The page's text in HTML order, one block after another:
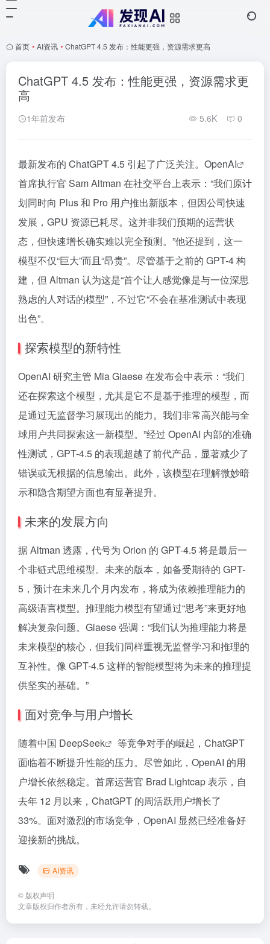
首页 • AI资讯 • ChatGPT 4.5 发布：性能更强，资源需求更高
ChatGPT 4.5 发布：性能更强，资源需求更
高
1年前发布 5.6K 0
最新发布的 ChatGPT 4.5 引起了广泛关注。OpenAI
首席执行官 Sam Altman 在社交平台上表示：“我们原计
划同时向 Plus 和 Pro 用户推出新版本，但因公司快速
发展，GPU 资源已耗尽。这并非我们预期的运营状
态，但快速增长确实难以完全预测。”他还提到，这一
模型不仅“巨大”而且“昂贵”。尽管基于之前的 GPT-4 构
建，但 Altman 认为这是“首个让人感觉像是与一位深思
熟虑的人对话的模型”，不过它“不会在基准测试中表现
出色”。
探索模型的新特性
OpenAI 研究主管 Mia Glaese 在发布会中表示：“我们
还在探索这个模型，尤其是它不是基于推理的模型，而
是通过无监督学习展现出的能力。我们非常高兴能与全
球用户共同探索这一新模型。”经过 OpenAI 内部的准确
性测试，GPT-4.5 的表现超越了前代产品，显著减少了
错误或无根据的信息输出。此外，该模型在理解微妙暗
示和隐含期望方面也有显著提升。
未来的发展方向
据 Altman 透露，代号为 Orion 的 GPT-4.5 将是最后一
个非链式思维模型。未来的版本，如备受期待的 GPT-
5，预计在未来几个月内发布，将成为依赖推理能力的
高级语言模型。推理能力模型有望通过“思考”来更好地
解决复杂问题。Glaese 强调：“我们认为推理能力将是
未来模型的核心，但我们同样重视无监督学习和推理的
互补性。像 GPT-4.5 这样的智能模型将为未来的推理提
供坚实的基础。”
面对竞争与用户增长
随着中国 DeepSeek
等竞争对手的崛起，ChatGPT
面临着不断提升性能的压力。尽管如此，OpenAI 的用
户增长依然稳定。首席运营官 Brad Lightcap 表示，自
去年 12 月以来，ChatGPT 的周活跃用户增长了
33%。面对激烈的市场竞争，OpenAI 显然已经准备好
迎接新的挑战。
AI资讯
© 版权声明
文章版权归作者所有，未经允许请勿转载。